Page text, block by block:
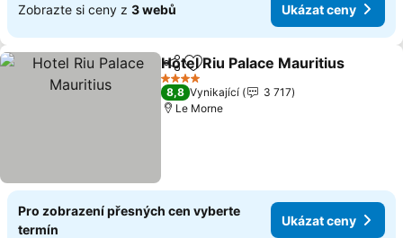
Zobrazte si ceny z 3 webů Ukázat ceny
SdíletPřidat na seznam oblíbených
Hotel Riu Palace Mauritius
4 Počet hvězdiček
8,8 Vynikající
3 717
Le Morne
Pro zobrazení přesných cen vyberte
termín
Ukázat ceny